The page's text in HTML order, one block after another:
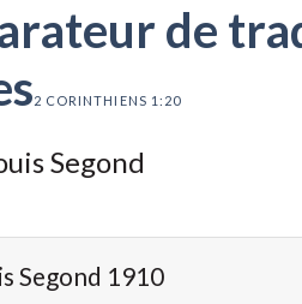
de
2 CORINTHIENS 1:20
Segond
Segond 1910